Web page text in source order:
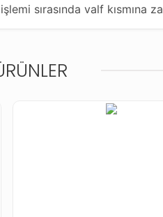
sırasında valf